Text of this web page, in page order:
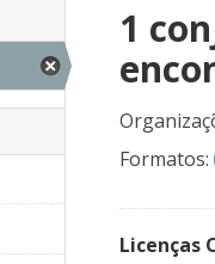
1
Formatos:
Licenças